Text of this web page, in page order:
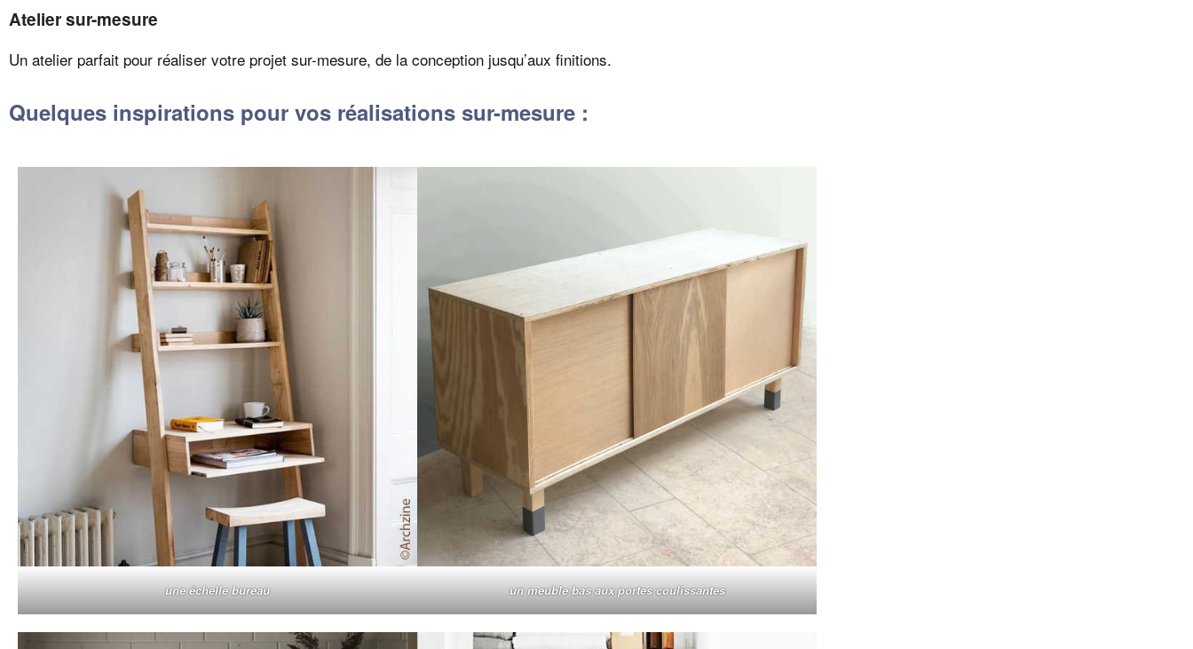
Atelier sur-mesure
Un atelier parfait pour réaliser votre projet sur-mesure, de la conception jusqu’aux finitions.
Quelques inspirations pour vos réalisations sur-mesure :
une échelle bureau un meuble bas aux portes coulissantes